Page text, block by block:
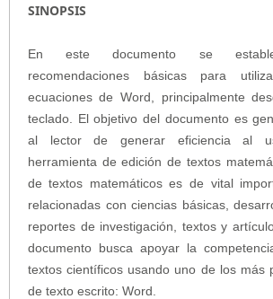
SINOPSIS
En este documento se
recomendaciones básicas para
ecuaciones de Word, principalmente
teclado. El objetivo del documento es
al lector de generar eficiencia al
herramienta de edición de textos
de textos matemáticos es de vital
relacionadas con ciencias básicas,
reportes de investigación, textos y
documento busca apoyar la
textos científicos usando uno de los más
de texto escrito: Word.